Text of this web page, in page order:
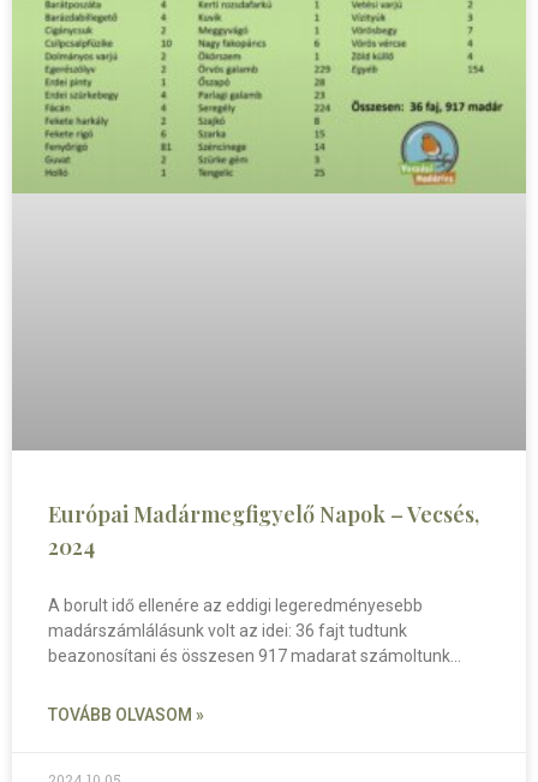
Európai Madármegfigyelő Napok – Vecsés,
2024
A borult idő ellenére az eddigi legeredményesebb
madárszámlálásunk volt az idei: 36 fajt tudtunk
beazonosítani és összesen 917 madarat számoltunk
TOVÁBB OLVASOM »